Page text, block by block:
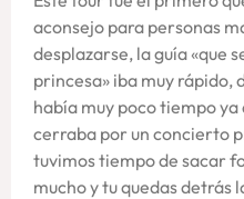
aconsejo para personas
desplazarse, la guía «que
princesa» iba muy rápido,
había muy poco tiempo ya
cerraba por un concierto
tuvimos tiempo de sacar
mucho y tu quedas